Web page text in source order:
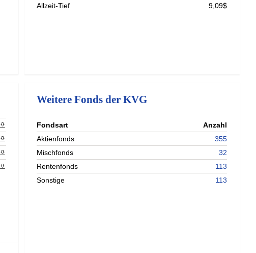
Allzeit-Tief
9,09$
PDF herunterladen
PDF herunterladen
PDF herunterladen
PDF herunterladen
Weitere Fonds der KVG
Fondsart
Anzahl
Aktienfonds
355
Mischfonds
32
Rentenfonds
113
Sonstige
113